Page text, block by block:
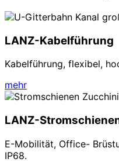
LANZ-Kabelführung
Kabelführung, flexibel,
mehr
LANZ-
E-Mobilität, Office-
IP68.